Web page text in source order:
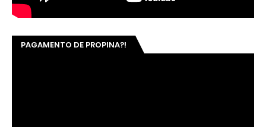
PAGAMENTO DE PROPINA?!